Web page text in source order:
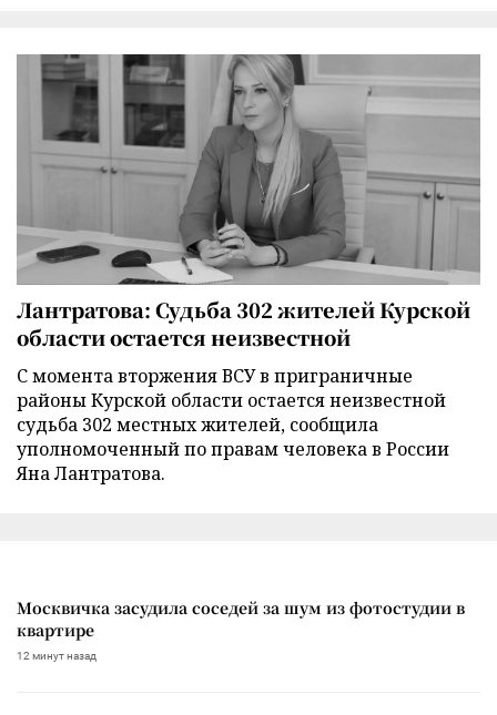
Лантратова: Судьба 302 жителей Курской
области остается неизвестной
С момента вторжения ВСУ в приграничные
районы Курской области остается неизвестной
судьба 302 местных жителей, сообщила
уполномоченный по правам человека в России
Яна Лантратова.
Москвичка засудила соседей за шум из фотостудии в
квартире
12 минут назад